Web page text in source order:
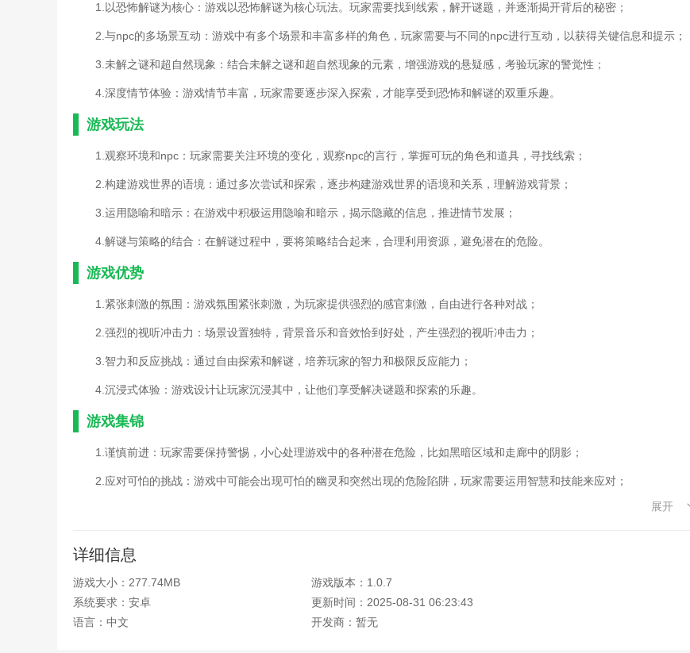
1.以恐怖解谜为核心：游戏以恐怖解谜为核心玩法。玩家需要找到线索，解开谜题，并逐渐揭开背后的秘密；
2.与npc的多场景互动：游戏中有多个场景和丰富多样的角色，玩家需要与不同的npc进行互动，以获得关键信息和提示；
3.未解之谜和超自然现象：结合未解之谜和超自然现象的元素，增强游戏的悬疑感，考验玩家的警觉性；
4.深度情节体验：游戏情节丰富，玩家需要逐步深入探索，才能享受到恐怖和解谜的双重乐趣。
游戏玩法
1.观察环境和npc：玩家需要关注环境的变化，观察npc的言行，掌握可玩的角色和道具，寻找线索；
2.构建游戏世界的语境：通过多次尝试和探索，逐步构建游戏世界的语境和关系，理解游戏背景；
3.运用隐喻和暗示：在游戏中积极运用隐喻和暗示，揭示隐藏的信息，推进情节发展；
4.解谜与策略的结合：在解谜过程中，要将策略结合起来，合理利用资源，避免潜在的危险。
游戏优势
1.紧张刺激的氛围：游戏氛围紧张刺激，为玩家提供强烈的感官刺激，自由进行各种对战；
2.强烈的视听冲击力：场景设置独特，背景音乐和音效恰到好处，产生强烈的视听冲击力；
3.智力和反应挑战：通过自由探索和解谜，培养玩家的智力和极限反应能力；
4.沉浸式体验：游戏设计让玩家沉浸其中，让他们享受解决谜题和探索的乐趣。
游戏集锦
1.谨慎前进：玩家需要保持警惕，小心处理游戏中的各种潜在危险，比如黑暗区域和走廊中的阴影；
2.应对可怕的挑战：游戏中可能会出现可怕的幽灵和突然出现的危险陷阱，玩家需要运用智慧和技能来应对；
这款游戏需要玩家不断寻找更多线索，在寻找线索的过程中，会出现一些恐怖的情节，也需要玩家高度警惕，轻松完成各种
困难的考验和挑战，同时胆小的玩家必须密切注意，自由获得各种成就。
展开
详细信息
游戏大小：277.74MB
游戏版本：1.0.7
系统要求：安卓
更新时间：2025-08-31 06:23:43
语言：中文
开发商：暂无